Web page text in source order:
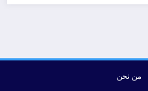
من نحن